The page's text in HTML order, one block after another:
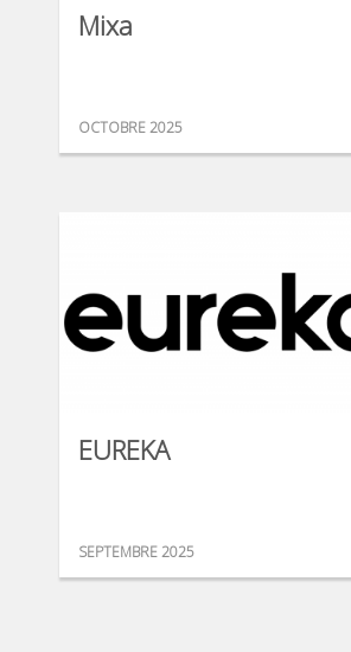
Mixa
OCTOBRE 2025
EUREKA
SEPTEMBRE 2025